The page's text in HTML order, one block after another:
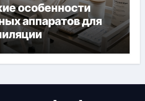
особенности
аппаратов для